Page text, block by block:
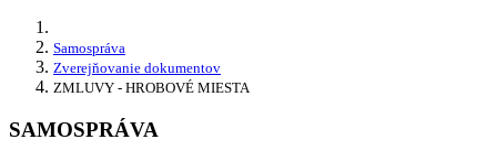
Samospráva
Zverejňovanie dokumentov
ZMLUVY - HROBOVÉ MIESTA
SAMOSPRÁVA